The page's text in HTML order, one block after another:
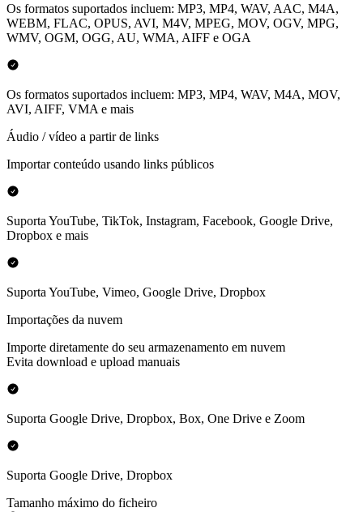
Os formatos suportados incluem: MP3, MP4, WAV, AAC, M4A,
WEBM, FLAC, OPUS, AVI, M4V, MPEG, MOV, OGV, MPG,
WMV, OGM, OGG, AU, WMA, AIFF e OGA
Os formatos suportados incluem: MP3, MP4, WAV, M4A, MOV,
AVI, AIFF, VMA e mais
Áudio / vídeo a partir de links
Importar conteúdo usando links públicos
Suporta YouTube, TikTok, Instagram, Facebook, Google Drive,
Dropbox e mais
Suporta YouTube, Vimeo, Google Drive, Dropbox
Importações da nuvem
Importe diretamente do seu armazenamento em nuvem
Evita download e upload manuais
Suporta Google Drive, Dropbox, Box, One Drive e Zoom
Suporta Google Drive, Dropbox
Tamanho máximo do ficheiro